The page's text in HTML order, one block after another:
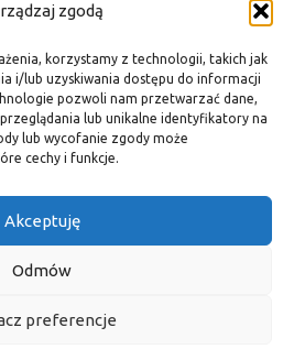
zgodą
korzystamy z technologii, takich jak
i/lub uzyskiwania dostępu do informacji
pozwoli nam przetwarzać dane,
lub unikalne identyfikatory na
lub wycofanie zgody może
cechy i funkcje.
Akceptuję
Odmów
preferencje